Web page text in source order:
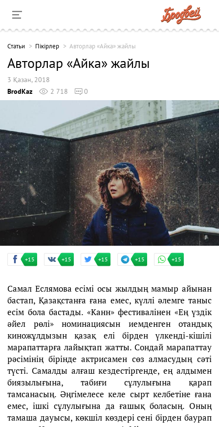
Cтатьи Пікірлер Авторлар «Айка» жайлы
Авторлар «Айка» жайлы
3 Қазан, 2018
BrodKaz
2 718 0
+15 +15 +15 +15 +15
Самал Еслямова есімі осы жылдың мамыр айынан
бастап, Қазақстанға ғана емес, күллі әлемге таныс
есім бола бастады. «Канн» фестивалінен «Ең үздік
әйел рөлі» номинациясын иемденген отандық
киножұлдызын қазақ елі бірден үлкенді-кішілі
марапаттарға лайықтап жатты. Сондай марапаттау
рәсімінің бірінде актрисамен сөз алмасудың сәті
түсті. Самалды алғаш кездестіргенде, ең алдымен
биязылығына, табиғи сұлулығына қарап
тамсанасың. Әңгімелесе келе сырт келбетіне ғана
емес, ішкі сұлулығына да ғашық боласың. Оның
тамаша дауысы, көкшіл көздері сені бірден баурап